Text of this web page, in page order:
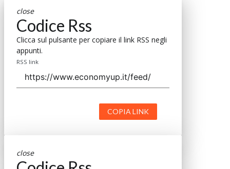
close
Codice Rss
Clicca sul pulsante per copiare il link RSS negli
appunti.
RSS link
COPIA LINK
close